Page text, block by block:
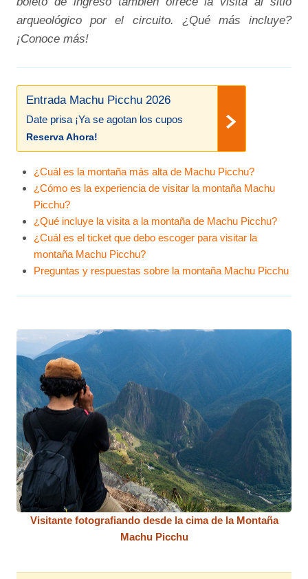
arqueológico por el circuito. ¿Qué más incluye?
¡Conoce más!
Entrada Machu Picchu 2026
Date prisa ¡Ya se agotan los cupos
Reserva Ahora!
¿Cuál es la montaña más alta de Machu Picchu?
¿Cómo es la experiencia de visitar la montaña Machu
Picchu?
¿Qué incluye la visita a la montaña de Machu Picchu?
¿Cuál es el ticket que debo escoger para visitar la
montaña Machu Picchu?
Preguntas y respuestas sobre la montaña Machu Picchu
Visitante fotografiando desde la cima de la Montaña
Machu Picchu